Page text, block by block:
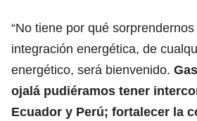
“No tiene por qué
integración energética, de
energético, será bienvenido.
ojalá pudiéramos tener
Ecuador y Perú; fortalecer la